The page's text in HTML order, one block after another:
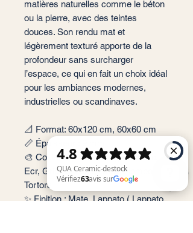
matières naturelles comme le béton
ou la pierre, avec des teintes
douces. Son rendu mat et
légèrement texturé apporte de la
profondeur sans surcharger
l’espace, ce qui en fait un choix idéal
pour les ambiances modernes,
industrielles ou scandinaves.
📐 Format: 60x120 cm, 60x60 cm
📏 Épaisseur : 9 mm
🎨 Couleur : Avorio, Beige, Bianco,
Ecr, Griogio, Latte, Nero, Piombo,
Tortora
✨ Finition : Mate, Lappato ( Lappato